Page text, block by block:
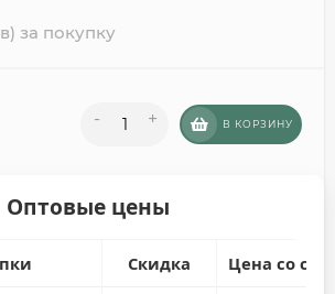
за покупку
- + В КОРЗИНУ
Оптовые цены
Скидка Цена со